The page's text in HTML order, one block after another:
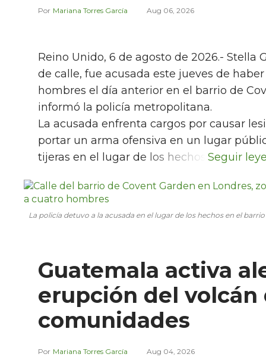
Mariana Torres García Aug 06, 2026
La policía detuvo a la acusada en el lugar de los hechos en el
Reino Unido, 6 de agosto de 2026.- Stella
de calle, fue acusada este jueves de
hombres el día anterior en el barrio de
informó la policía metropolitana.
La acusada enfrenta cargos por causar
portar un arma ofensiva en un lugar
tijeras en el lugar de los hechos.
Guatemala activa
erupción del volcán
comunidades
Mariana Torres García Aug 04, 2026